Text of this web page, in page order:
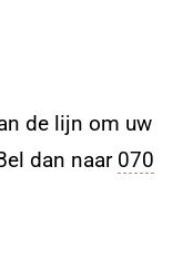
de lijn om uw
dan naar 070